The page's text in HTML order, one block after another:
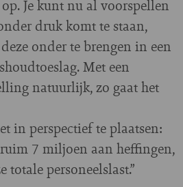
Je kunt nu al voorspellen
druk komt te staan,
onder te brengen in een
Met een
natuurlijk, zo gaat het
in perspectief te plaatsen:
7 miljoen aan heffingen,
totale personeelslast.”